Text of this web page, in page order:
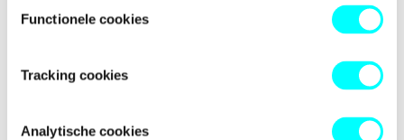
Functionele cookies
Tracking cookies
Analytische cookies
-side exception has occurred while
browser consolefor